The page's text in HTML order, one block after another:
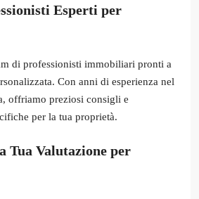
Esperti per
di professionisti immobiliari pronti a
Con anni di esperienza nel
offriamo preziosi consigli e
per la tua proprietà.
Tua Valutazione per